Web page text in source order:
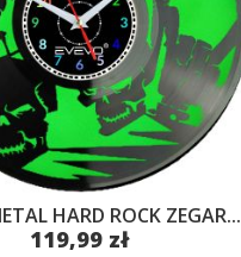
HARD ROCK ZEGAR...
119,99 zł